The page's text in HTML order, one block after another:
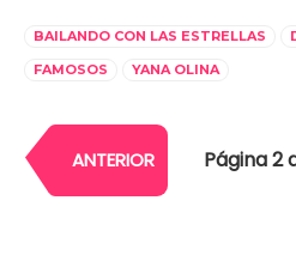
BAILANDO CON LAS ESTRELLAS
FAMOSOS
YANA OLINA
ANTERIOR Página 2